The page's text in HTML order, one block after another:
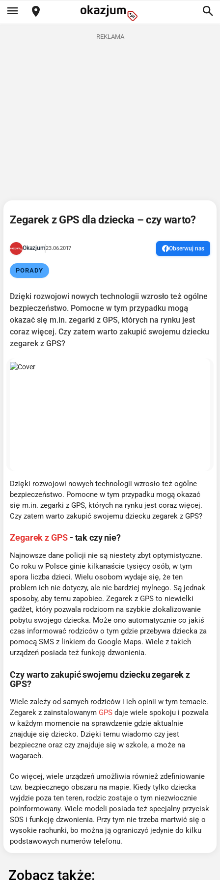
REKLAMA
Zegarek z GPS dla dziecka – czy warto?
Okazjum23.06.2017 Obserwuj nas
PORADY
Dzięki rozwojowi nowych technologii wzrosło też ogólne
bezpieczeństwo. Pomocne w tym przypadku mogą
okazać się m.in. zegarki z GPS, których na rynku jest
coraz więcej. Czy zatem warto zakupić swojemu dziecku
zegarek z GPS?
Dzięki rozwojowi nowych technologii wzrosło też ogólne
bezpieczeństwo. Pomocne w tym przypadku mogą okazać
się m.in. zegarki z GPS, których na rynku jest coraz więcej.
Czy zatem warto zakupić swojemu dziecku zegarek z GPS?
Zegarek z GPS - tak czy nie?
Najnowsze dane policji nie są niestety zbyt optymistyczne.
Co roku w Polsce ginie kilkanaście tysięcy osób, w tym
spora liczba dzieci. Wielu osobom wydaje się, że ten
problem ich nie dotyczy, ale nic bardziej mylnego. Są jednak
sposoby, aby temu zapobiec. Zegarek z GPS to niewielki
gadżet, który pozwala rodzicom na szybkie zlokalizowanie
pobytu swojego dziecka. Może ono automatycznie co jakiś
czas informować rodziców o tym gdzie przebywa dziecka za
pomocą SMS z linkiem do Google Maps. Wiele z takich
urządzeń posiada też funkcję dzwonienia.
Czy warto zakupić swojemu dziecku zegarek z
GPS?
Wiele zależy od samych rodziców i ich opinii w tym temacie.
Zegarek z zainstalowanym GPS daje wiele spokoju i pozwala
w każdym momencie na sprawdzenie gdzie aktualnie
znajduje się dziecko. Dzięki temu wiadomo czy jest
bezpieczne oraz czy znajduje się w szkole, a może na
wagarach.
Co więcej, wiele urządzeń umożliwia również zdefiniowanie
tzw. bezpiecznego obszaru na mapie. Kiedy tylko dziecka
wyjdzie poza ten teren, rodzic zostaje o tym niezwłocznie
poinformowany. Wiele modeli posiada też specjalny przycisk
SOS i funkcję dzwonienia. Przy tym nie trzeba martwić się o
wysokie rachunki, bo można ją ograniczyć jedynie do kilku
podstawowych numerów telefonu.
Zobacz także: